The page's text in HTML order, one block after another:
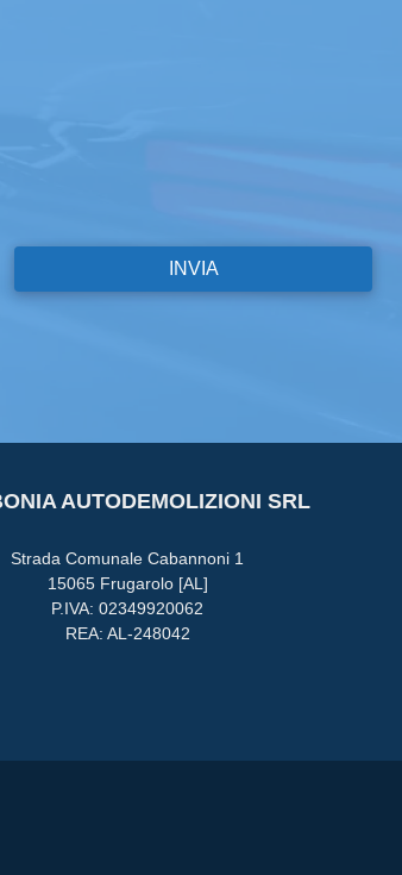
AUTODEMOLIZIONI SRL
Strada Comunale Cabannoni 1
15065 Frugarolo [AL]
P.IVA: 02349920062
REA: AL-248042